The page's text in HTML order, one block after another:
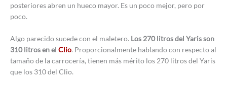
posteriores abren un hueco mayor. Es un poco mejor, pero por
poco.
Algo parecido sucede con el maletero. Los 270 litros del Yaris son
310 litros en el Clio. Proporcionalmente hablando con respecto al
tamaño de la carrocería, tienen más mérito los 270 litros del Yaris
que los 310 del Clio.